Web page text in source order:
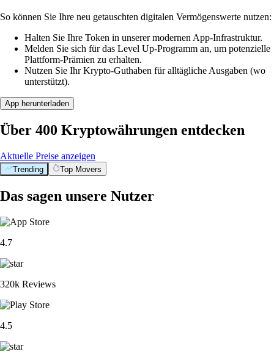
So können Sie Ihre neu getauschten digitalen Vermögenswerte nutzen:
Halten Sie Ihre Token in unserer modernen App-Infrastruktur.
Melden Sie sich für das Level Up-Programm an, um potenzielle
Plattform-Prämien zu erhalten.
Nutzen Sie Ihr Krypto-Guthaben für alltägliche Ausgaben (wo
unterstützt).
App herunterladen
Über 400 Kryptowährungen entdecken
Aktuelle Preise anzeigen
Trending Top Movers
Das sagen unsere Nutzer
4.7
320k Reviews
4.5